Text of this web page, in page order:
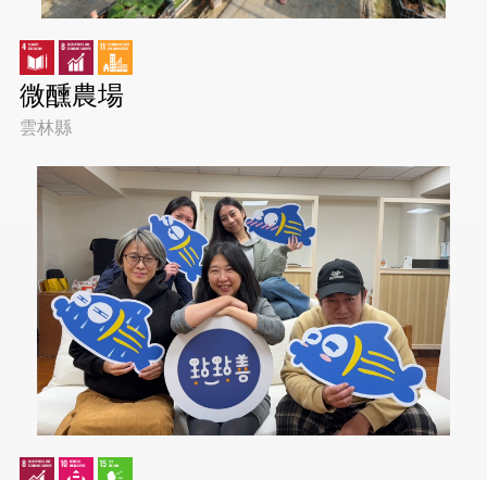
微醺農場
雲林縣